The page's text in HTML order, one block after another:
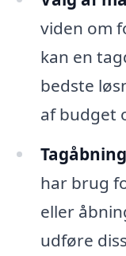
viden om
kan en
bedste
af budget
har brug
eller
udføre